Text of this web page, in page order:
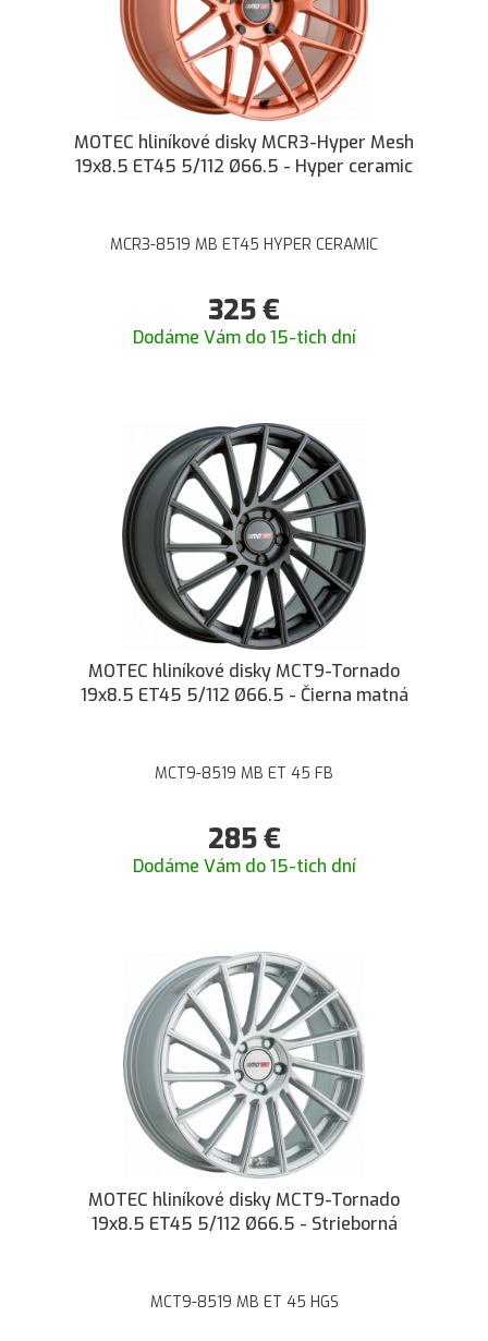
MOTEC hliníkové disky MCR3-Hyper Mesh
19x8.5 ET45 5/112 Ø66.5 - Hyper ceramic
MCR3-8519 MB ET45 HYPER CERAMIC
325€
Dodáme Vám do 15-tich dní
MOTEC hliníkové disky MCT9-Tornado
19x8.5 ET45 5/112 Ø66.5 - Čierna matná
MCT9-8519 MB ET 45 FB
285€
Dodáme Vám do 15-tich dní
MOTEC hliníkové disky MCT9-Tornado
19x8.5 ET45 5/112 Ø66.5 - Strieborná
MCT9-8519 MB ET 45 HGS